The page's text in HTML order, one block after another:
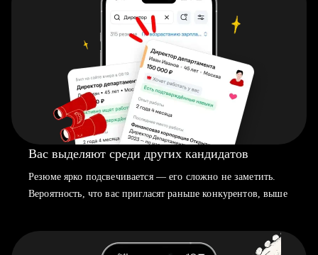
Вас выделяют среди других кандидатов
Резюме ярко подсвечивается — его сложно не заметить.
Вероятность, что вас пригласят раньше конкурентов, выше